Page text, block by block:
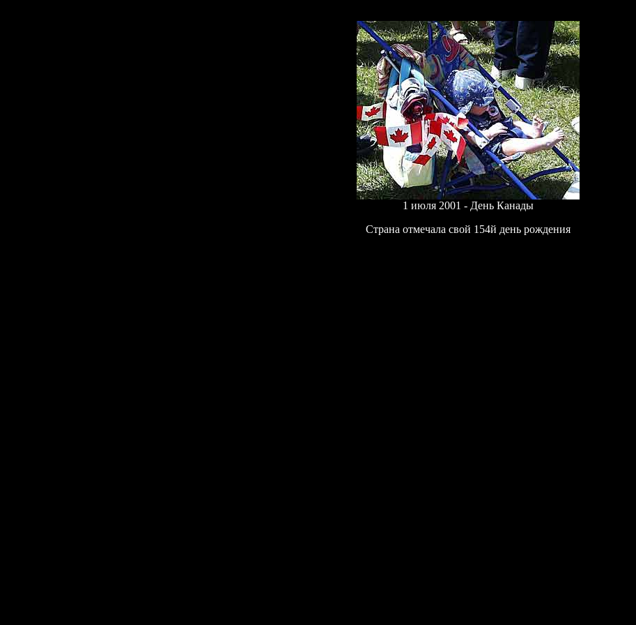
1 июля 2001 - День Канады
Страна отмечала свой 154й день рождения